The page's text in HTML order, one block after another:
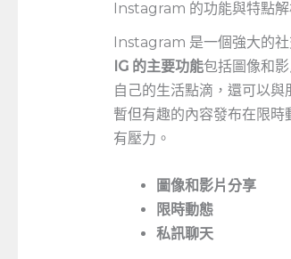
Instagram 的功能與特點
Instagram 是一個強大的社
IG 的主要功能包括圖像和
自己的生活點滴，還可以
暫但有趣的內容發布在限
有壓力。
圖像和影片分享
限時動態
私訊聊天